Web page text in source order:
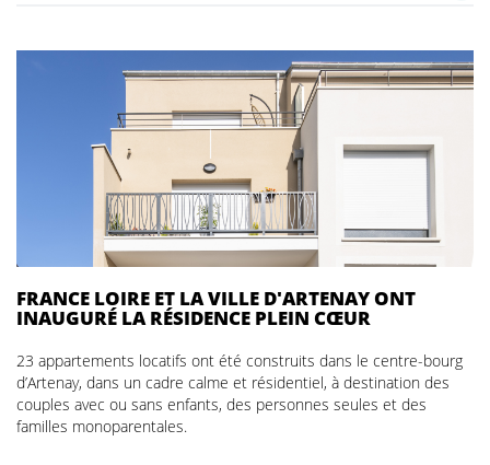
FRANCE LOIRE ET LA VILLE D'ARTENAY ONT
INAUGURÉ LA RÉSIDENCE PLEIN CŒUR
23 appartements locatifs ont été construits dans le centre-bourg
d’Artenay, dans un cadre calme et résidentiel, à destination des
couples avec ou sans enfants, des personnes seules et des
familles monoparentales.